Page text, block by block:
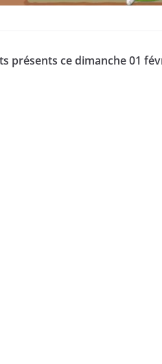
présents ce dimanche 01